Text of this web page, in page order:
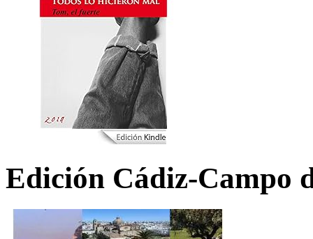
Edición Cádiz-Campo